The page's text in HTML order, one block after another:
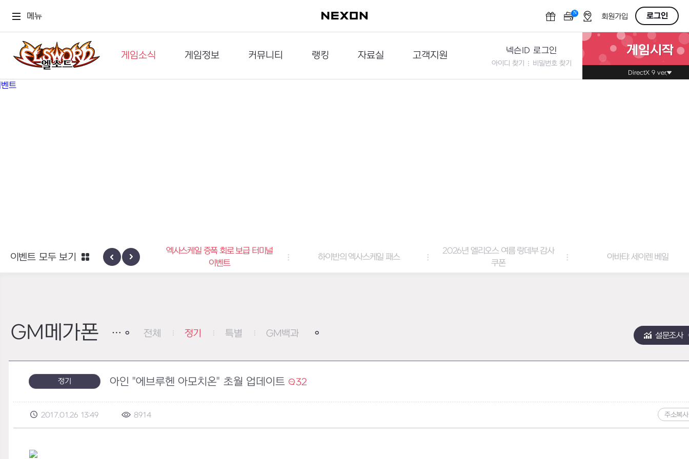
메뉴 N OFF회원가입 로그인
게임소식
공지사항
게임정보
세계관
커뮤니티
이슈게시판
랭킹
던전랭킹
자료실
다운로드
고객지원
문의하기
넥슨ID 로그인
아이디 찾기 비밀번호 찾기
게임시작
DirectX 9 ver.
신규 지역 네블론
엑사스케일 증폭 회로 보급 터미널
이벤트
하이반의 엑사스케일 패스
2026년 엘리오스 여름 랑데부 감사
쿠폰
아바타: 세이렌 베일
이벤트 모두 보기
GM메가폰 전체 정기 특별 GM백과 설문조사
정기 아인 "에브루헨 아모치온" 초월 업데이트 32
2017.01.26 13:49 8914 주소복사